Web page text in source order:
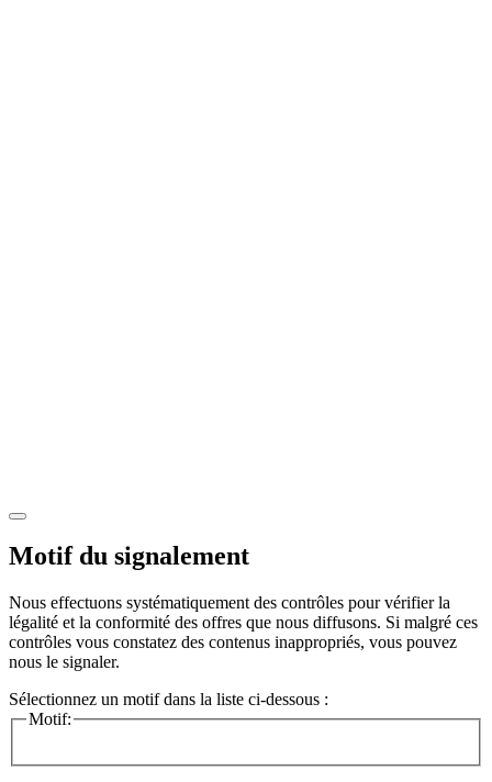
Motif du signalement
Nous effectuons systématiquement des contrôles pour vérifier la
légalité et la conformité des offres que nous diffusons. Si malgré ces
contrôles vous constatez des contenus inappropriés, vous pouvez
nous le signaler.
Sélectionnez un motif dans la liste ci-dessous :
Motif: